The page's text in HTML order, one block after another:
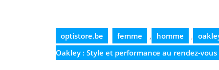
optistore.be femme , homme ,
Oakley : Style et performance au rendez-vous